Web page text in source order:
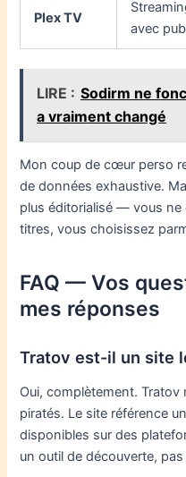
Plex TV
avec pub
LIRE : Sodirm ne
a vraiment changé
Mon coup de cœur perso
de données exhaustive.
plus éditorialisé — vous
titres, vous choisissez
FAQ — Vos
mes réponses
Tratov est-il un site
Oui, complètement.
piratés. Le site référence
disponibles sur des
un outil de découverte,